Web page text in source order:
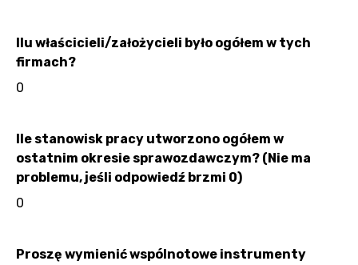
Ilu właścicieli/założycieli było ogółem w tych
firmach?
0
Ile stanowisk pracy utworzono ogółem w
ostatnim okresie sprawozdawczym? (Nie ma
problemu, jeśli odpowiedź brzmi 0)
0
Proszę wymienić wspólnotowe instrumenty